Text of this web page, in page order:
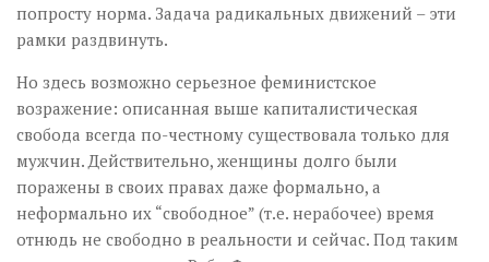
попросту норма. Задача радикальных движений – эти
рамки раздвинуть.
Но здесь возможно серьезное феминистское
возражение: описанная выше капиталистическая
свобода всегда по-честному существовала только для
мужчин. Действительно, женщины долго были
поражены в своих правах даже формально, а
неформально их “свободное” (т.е. нерабочее) время
отнюдь не свободно в реальности и сейчас. Под таким